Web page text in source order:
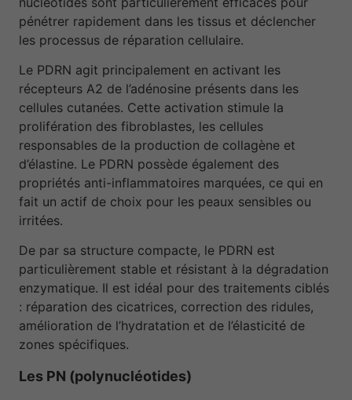
pénétrer rapidement dans les tissus et déclencher
les processus de réparation cellulaire.
Le PDRN agit principalement en activant les
récepteurs A2 de l’adénosine présents dans les
cellules cutanées. Cette activation stimule la
prolifération des fibroblastes, les cellules
responsables de la production de collagène et
d’élastine. Le PDRN possède également des
propriétés anti-inflammatoires marquées, ce qui en
fait un actif de choix pour les peaux sensibles ou
irritées.
De par sa structure compacte, le PDRN est
particulièrement stable et résistant à la dégradation
enzymatique. Il est idéal pour des traitements ciblés
: réparation des cicatrices, correction des ridules,
amélioration de l’hydratation et de l’élasticité de
zones spécifiques.
Les PN (polynucléotides)